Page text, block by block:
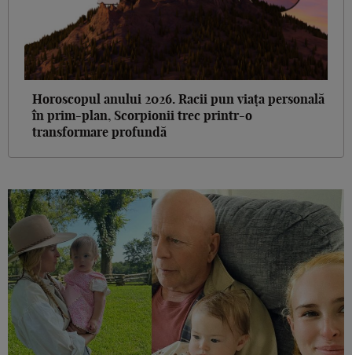
Horoscopul anului 2026. Racii pun viața personală
în prim-plan, Scorpionii trec printr-o
transformare profundă